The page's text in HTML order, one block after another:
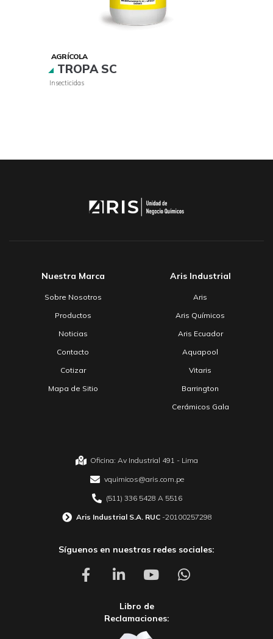
AGRÍCOLA
TROPA SC
Insecticidas
Oficina: Av Industrial 491 - Lima
vquimicos@aris.com.pe
(511) 336 5428 A 5516
Aris Industrial S.A. RUC -20100257298
Nuestra Marca
Sobre Nosotros
Productos
Noticias
Contacto
Cotizar
Mapa de Sitio
Aris Industrial
Aris
Aris Químicos
Aris Ecuador
Aquapool
Vitaris
Barrington
Cerámicos Gala
Síguenos en nuestras redes sociales:
Libro de
Reclamaciones: